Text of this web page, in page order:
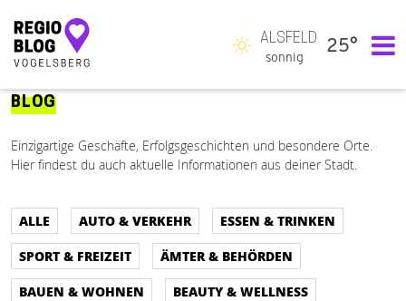
Hauptnavigation
ALSFELD
sonnig
25°
BLOG
Einzigartige Geschäfte, Erfolgsgeschichten und besondere Orte.
Hier findest du auch aktuelle Informationen aus deiner Stadt.
ALLE AUTO & VERKEHR
ESSEN & TRINKEN
SPORT & FREIZEIT
ÄMTER & BEHÖRDEN
BAUEN & WOHNEN
BEAUTY & WELLNESS